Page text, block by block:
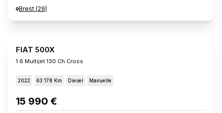
Brest (29)
FIAT 500X
1.6 Multijet 130 Ch Cross
2022 63 178 Km Diesel Manuelle
15 990 €